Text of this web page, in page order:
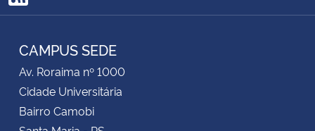
RSS
CAMPUS SEDE
Av. Roraima nº 1000
Cidade Universitária
Bairro Camobi